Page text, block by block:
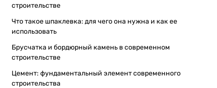
строительстве
Что такое шпаклевка: для чего она нужна и как ее
использовать
Брусчатка и бордюрный камень в современном
строительстве
Цемент: фундаментальный элемент современного
строительства